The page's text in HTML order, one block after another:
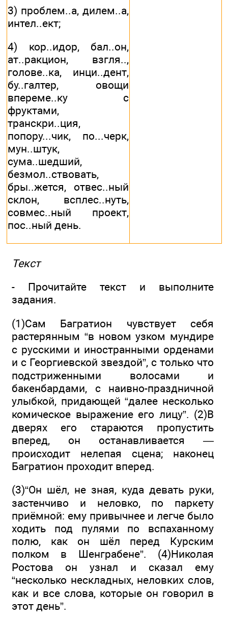
3) проблем..а, дилем..а,
интел..ект;
4) кор..идор, бал..он,
ат..ракцион, взгля..,
голове..ка, инци..дент,
бу..галтер, овощи
впереме..ку с
фруктами,
транскри..ция,
попору...чик, по...черк,
мун..штук,
сума..шедший,
безмол..ствовать,
бры..жется, отвес..ный
склон, всплес..нуть,
совмес..ный проект,
пос..ный день.
Текст
- Прочитайте текст и выполните
задания.
(1)Сам Багратион чувствует себя
растерянным “в новом узком мундире
с русскими и иностранными орденами
и с Георгиевской звездой”, с только что
подстриженными волосами и
бакенбардами, с наивно-праздничной
улыбкой, придающей “далее несколько
комическое выражение его лицу”. (2)В
дверях его стараются пропустить
вперед, он останавливается —
происходит нелепая сцена; наконец
Багратион проходит вперед.
(3)“Он шёл, не зная, куда девать руки,
застенчиво и неловко, по паркету
приёмной: ему привычнее и легче было
ходить под пулями по вспаханному
полю, как он шёл перед Курским
полком в Шенграбене”. (4)Николая
Ростова он узнал и сказал ему
“несколько нескладных, неловких слов,
как и все слова, которые он говорил в
этот день”.